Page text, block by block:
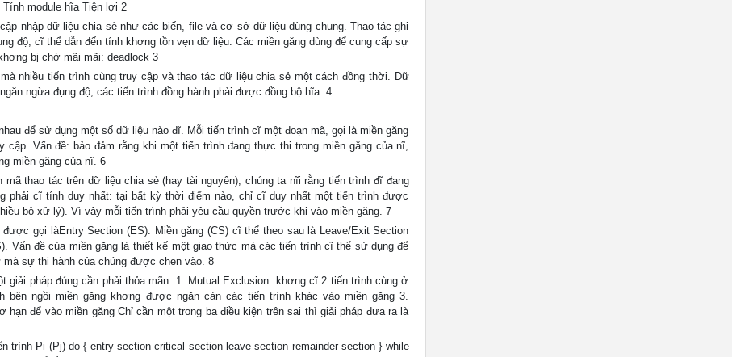
module hĩa Tiện lợi 2
nhập dữ liệu chia sẻ như các biến, file và cơ sở dữ liệu dùng chung. Thao tác ghi
độ, cĩ thể dẫn đến tính khơng tồn vẹn dữ liệu. Các miền găng dùng để cung cấp sự
bị chờ mãi mãi: deadlock 3
nhiều tiến trình cùng truy cập và thao tác dữ liệu chia sẻ một cách đồng thời. Dữ
ngừa đụng độ, các tiến trình đồng hành phải được đồng bộ hĩa. 4
để sử dụng một số dữ liệu nào đĩ. Mỗi tiến trình cĩ một đoạn mã, gọi là miền găng
Vấn đề: bảo đảm rằng khi một tiến trình đang thực thi trong miền găng của nĩ,
miền găng của nĩ. 6
mã thao tác trên dữ liệu chia sẻ (hay tài nguyên), chúng ta nĩi rằng tiến trình đĩ đang
phải cĩ tính duy nhất: tại bất kỳ thời điểm nào, chỉ cĩ duy nhất một tiến trình được
bộ xử lý). Vì vậy mỗi tiến trình phải yêu cầu quyền trước khi vào miền găng. 7
gọi làEntry Section (ES). Miền găng (CS) cĩ thể theo sau là Leave/Exit Section
Vấn đề của miền găng là thiết kế một giao thức mà các tiến trình cĩ thể sử dụng để
sự thi hành của chúng được chen vào. 8
giải pháp đúng cần phải thỏa mãn: 1. Mutual Exclusion: khơng cĩ 2 tiến trình cùng ở
bên ngồi miền găng khơng được ngăn cản các tiến trình khác vào miền găng 3.
để vào miền găng Chỉ cần một trong ba điều kiện trên sai thì giải pháp đưa ra là
trình Pi (Pj) do { entry section critical section leave section remainder section } while